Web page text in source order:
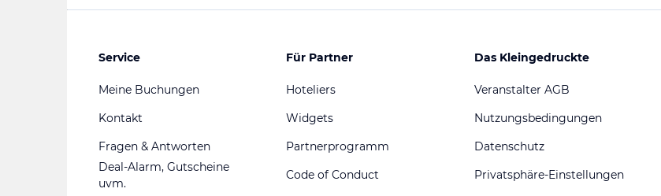
Service
Meine Buchungen
Kontakt
Fragen & Antworten
Deal-Alarm, Gutscheine
uvm.
Für Partner
Hoteliers
Widgets
Partnerprogramm
Code of Conduct
Das Kleingedruckte
Veranstalter AGB
Nutzungsbedingungen
Datenschutz
Privatsphäre-Einstellungen